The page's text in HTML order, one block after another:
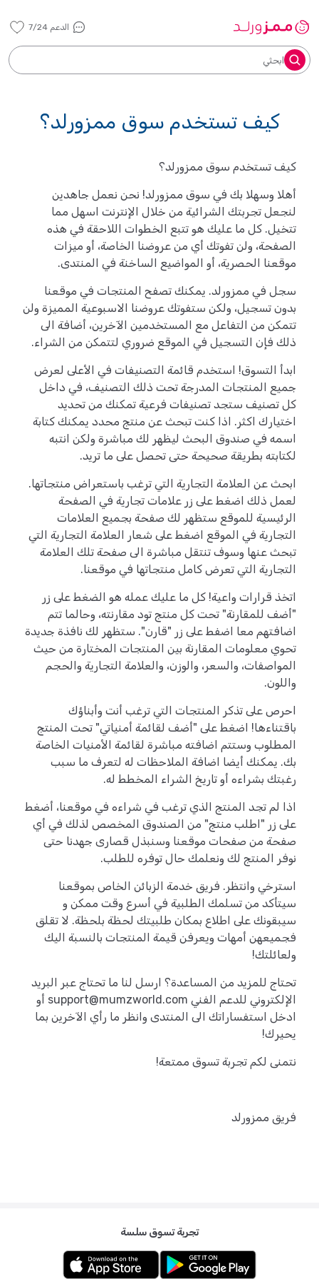
الدعم 7/24
ابحثي
كيف تستخدم سوق ممزورلد؟
كيف تستخدم سوق ممزورلد؟
أهلا وسهلا بك في سوق ممزورلد! نحن نعمل جاهدين
لنجعل تجربتك الشرائية من خلال الإنترنت اسهل مما
تتخيل. كل ما عليك هو تتبع الخطوات اللاحقة في هذه
الصفحة، ولن تفوتك أي من عروضنا الخاصة، أو ميزات
موقعنا الحصرية، أو المواضيع الساخنة في المنتدى.
سجل في ممزورلد. يمكنك تصفح المنتجات في موقعنا
بدون تسجيل، ولكن ستفوتك عروضنا الاسبوعية المميزة ولن
تتمكن من التفاعل مع المستخدمين الآخرين، أضافة الى
ذلك فإن التسجيل في الموقع ضروري لتتمكن من الشراء.
ابدأ التسوق! استخدم قائمة التصنيفات في الأعلى لعرض
جميع المنتجات المدرجة تحت ذلك التصنيف، في داخل
كل تصنيف ستجد تصنيفات فرعية تمكنك من تحديد
اختيارك اكثر. اذا كنت تبحث عن منتج محدد يمكنك كتابة
اسمه في صندوق البحث ليظهر لك مباشرة ولكن انتبه
لكتابته بطريقة صحيحة حتى تحصل على ما تريد.
ابحث عن العلامة التجارية التي ترغب باستعراض منتجاتها.
لعمل ذلك اضغط على زر علامات تجارية في الصفحة
الرئيسية للموقع ستظهر لك صفحة بجميع العلامات
التجارية في الموقع اضغط على شعار العلامة التجارية التي
تبحث عنها وسوف تنتقل مباشرة الى صفحة تلك العلامة
التجارية التي تعرض كامل منتجاتها في موقعنا.
اتخذ قرارات واعية! كل ما عليك عمله هو الضغط على زر
"أضف للمقارنة" تحت كل منتج تود مقارنته، وحالما تتم
اضافتهم معا اضفط على زر "قارن". ستظهر لك نافذة جديدة
تحوي معلومات المقارنة بين المنتجات المختارة من حيث
المواصفات، والسعر، والوزن، والعلامة التجارية والحجم
واللون.
احرص على تذكر المنتجات التي ترغب أنت وأبناؤك
باقتناءها! اضغط على "أضف لقائمة أمنياتي" تحت المنتج
المطلوب وستتم اضافته مباشرة لقائمة الأمنيات الخاصة
بك. يمكنك أيضا اضافة الملاحظات له لتعرف ما سبب
رغبتك بشراءه أو تاريخ الشراء المخطط له.
اذا لم تجد المنتج الذي ترغب في شراءه في موقعنا، أضغط
على زر "اطلب منتج" من الصندوق المخصص لذلك في أي
صفحة من صفحات موقعنا وسنبذل قصارى جهدنا حتى
نوفر المنتج لك ونعلمك حال توفره للطلب.
استرخي وانتظر. فريق خدمة الزبائن الخاص بموقعنا
سيتأكد من تسلمك الطلبية في أسرع وقت ممكن و
سيبقونك على اطلاع بمكان طلبيتك لحظة بلحظة. لا تقلق
فجميعهن أمهات ويعرفن قيمة المنتجات بالنسبة اليك
ولعائلتك!
تحتاج للمزيد من المساعدة؟ ارسل لنا ما تحتاج عبر البريد
الإلكتروني للدعم الفني support@mumzworld.com أو
ادخل استفساراتك الى المنتدى وانظر ما رأي الآخرين بما
يحيرك!
نتمنى لكم تجربة تسوق ممتعة!
فريق ممزورلد
تجربة تسوق سلسة